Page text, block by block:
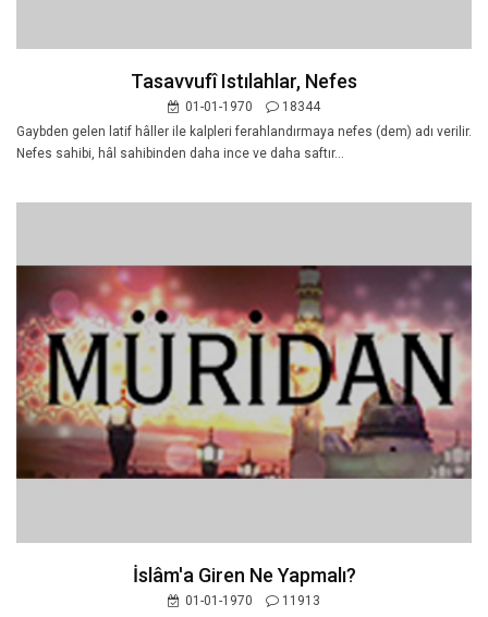
Tasavvufî Istılahlar, Nefes
01-01-1970
18344
Gaybden gelen latif hâller ile kalpleri ferahlandırmaya nefes (dem) adı verilir.
Nefes sahibi, hâl sahibinden daha ince ve daha saftır...
İslâm'a Giren Ne Yapmalı?
01-01-1970
11913